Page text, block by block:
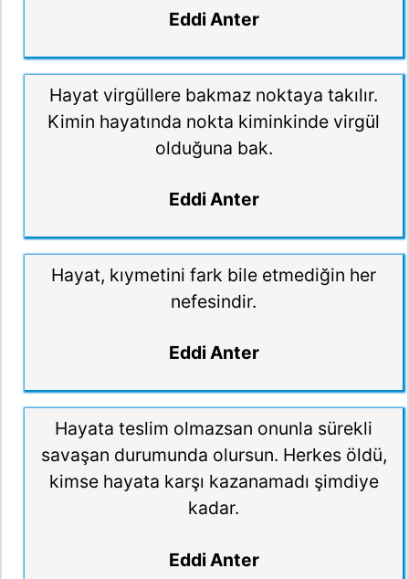
Eddi Anter
Hayat virgüllere bakmaz noktaya takılır.
Kimin hayatında nokta kiminkinde virgül
olduğuna bak.
Eddi Anter
Hayat, kıymetini fark bile etmediğin her
nefesindir.
Eddi Anter
Hayata teslim olmazsan onunla sürekli
savaşan durumunda olursun. Herkes öldü,
kimse hayata karşı kazanamadı şimdiye
kadar.
Eddi Anter